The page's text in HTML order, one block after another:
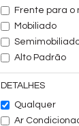
Frente para o
Mobiliado
Alto Padrão
DETALHES
Qualquer
Ar